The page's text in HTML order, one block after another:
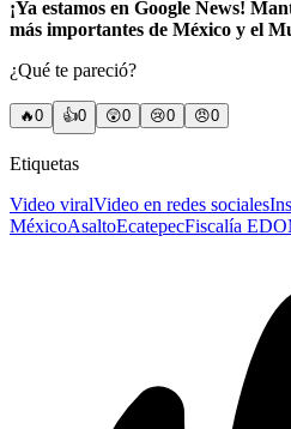
¡Ya estamos en Google News!
más importantes de México y el
¿Qué te pareció?
🔥0 👍0 😲0 😢0 😠0
Etiquetas
Video viralVideo en redes sociales
MéxicoAsaltoEcatepecFiscalía